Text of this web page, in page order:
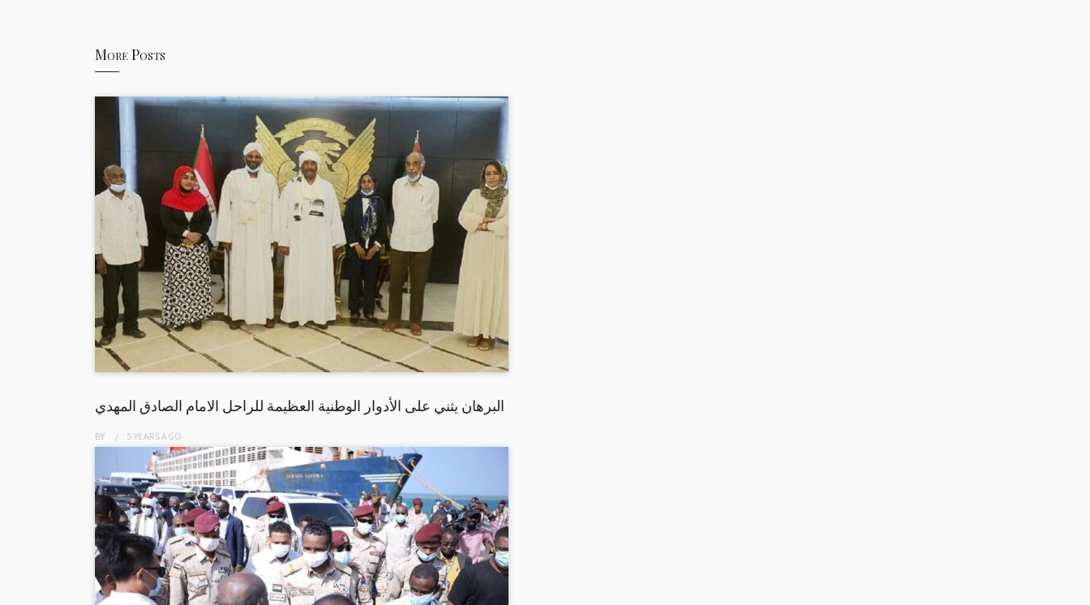
More Posts
البرهان يثني على الأدوار الوطنية العظيمة للراحل الامام الصادق المهدي
BY 5 YEARSAGO